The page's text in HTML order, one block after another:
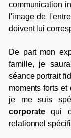
communication
l'image de
doivent lui
De part mon
famille, je
séance portrait
moments forts et
je me suis
corporatequi
relationnel